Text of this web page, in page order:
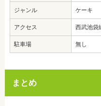
ジャンル ケーキ
アクセス 西武池袋
駐車場 無し
まとめ